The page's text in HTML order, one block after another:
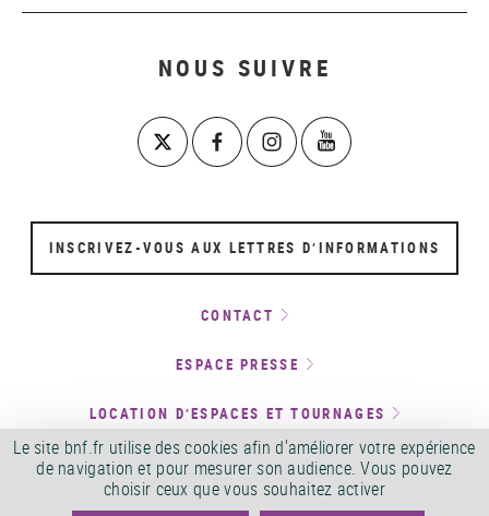
NOUS SUIVRE
INSCRIVEZ-VOUS AUX LETTRES D’INFORMATIONS
CONTACT
ESPACE PRESSE
LOCATION D’ESPACES ET TOURNAGES
SERVICE ACCEO
Le site bnf.fr utilise des cookies afin d'améliorer votre expérience
de navigation et pour mesurer son audience. Vous pouvez
choisir ceux que vous souhaitez activer